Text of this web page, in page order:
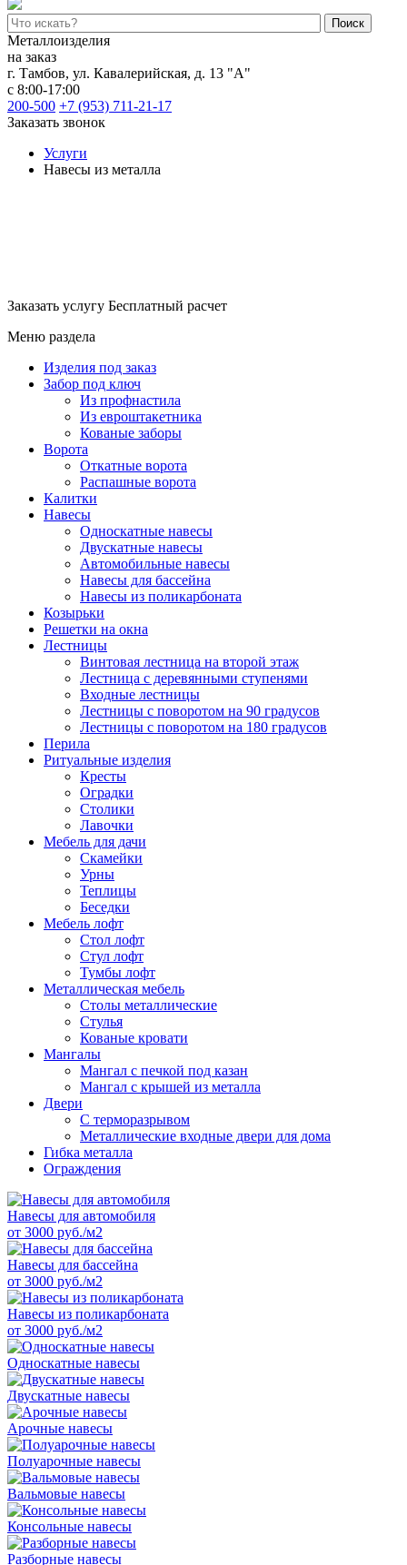
Поиск
Металлоизделия
на заказ
г. Тамбов, ул. Кавалерийская, д. 13 "А"
с 8:00-17:00
200-500 +7 (953) 711-21-17
Заказать звонок
Услуги
Навесы из металла
Заказать услугу Бесплатный расчет
Меню раздела
Изделия под заказ
Забор под ключ
Из профнастила
Из евроштакетника
Кованые заборы
Ворота
Откатные ворота
Распашные ворота
Калитки
Навесы
Односкатные навесы
Двускатные навесы
Автомобильные навесы
Навесы для бассейна
Навесы из поликарбоната
Козырьки
Решетки на окна
Лестницы
Винтовая лестница на второй этаж
Лестница с деревянными ступенями
Входные лестницы
Лестницы с поворотом на 90 градусов
Лестницы с поворотом на 180 градусов
Перила
Ритуальные изделия
Кресты
Оградки
Столики
Лавочки
Мебель для дачи
Скамейки
Урны
Теплицы
Беседки
Мебель лофт
Стол лофт
Стул лофт
Тумбы лофт
Металлическая мебель
Столы металлические
Стулья
Кованые кровати
Мангалы
Мангал с печкой под казан
Мангал с крышей из металла
Двери
C терморазрывом
Металлические входные двери для дома
Гибка металла
Ограждения
Навесы для автомобиля
от 3000 руб./м2
Навесы для бассейна
от 3000 руб./м2
Навесы из поликарбоната
от 3000 руб./м2
Односкатные навесы
Двускатные навесы
Арочные навесы
Полуарочные навесы
Вальмовые навесы
Консольные навесы
Разборные навесы